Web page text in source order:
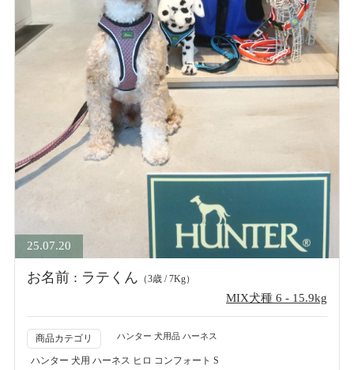
25.07.20
お名前 : ラテくん （3歳 / 7Kg）
MIX犬種 6 - 15.9kg
商品カテゴリ ハンター 犬用品 ハーネス
ハンター 犬用 ハーネス ヒロ コンフォート S